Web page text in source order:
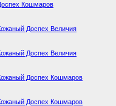
Кошмаров
Доспех Величия
Доспех Величия
Доспех Кошмаров
Доспех Кошмаров